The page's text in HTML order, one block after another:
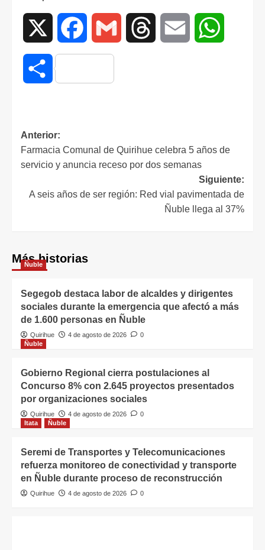
Facebook Gmail Threads Email
Compartir
Anterior:
Farmacia Comunal de Quirihue celebra 5 años de
servicio y anuncia receso por dos semanas
Siguiente:
A seis años de ser región: Red vial pavimentada de
Ñuble llega al 37%
Más historias
Ñuble
Segegob destaca labor de alcaldes y dirigentes
sociales durante la emergencia que afectó a más
de 1.600 personas en Ñuble
Quirihue 4 de agosto de 2026
0
Ñuble
Gobierno Regional cierra postulaciones al
Concurso 8% con 2.645 proyectos presentados
por organizaciones sociales
Quirihue 4 de agosto de 2026
0
Itata
Ñuble
Seremi de Transportes y Telecomunicaciones
refuerza monitoreo de conectividad y transporte
en Ñuble durante proceso de reconstrucción
Quirihue 4 de agosto de 2026 0